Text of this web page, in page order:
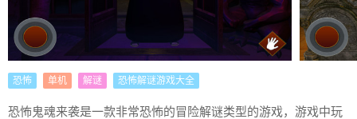
恐怖 单机 解谜 恐怖解谜游戏大全
恐怖鬼魂来袭是一款非常恐怖的冒险解谜类型的游戏，游戏中玩